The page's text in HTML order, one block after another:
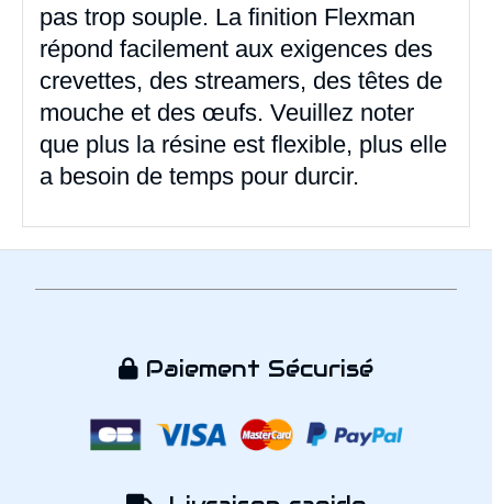
pas trop souple. La finition Flexman
répond facilement aux exigences des
crevettes, des streamers, des têtes de
mouche et des œufs. Veuillez noter
que plus la résine est flexible, plus elle
a besoin de temps pour durcir.
 Paiement Sécurisé